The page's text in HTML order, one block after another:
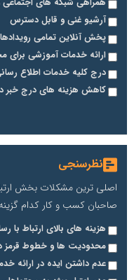
همراهی شبکه های اجتماعی
آرشیو غنی و قابل دسترس
پخش آنلاین تمامی رویدادها
ارائه خدمات آموزشی برای
درج کلیه خدمات اطلاع
کاهش هزینه های درج خبر
نظرسنجی
اصلی ترین مشکلات بخش
صاحبان کسب و کار کدام
هزینه های بالای ارتباط با
محدودیت ها و خطوط قرمز
عدم داشتن ایده در ارائه